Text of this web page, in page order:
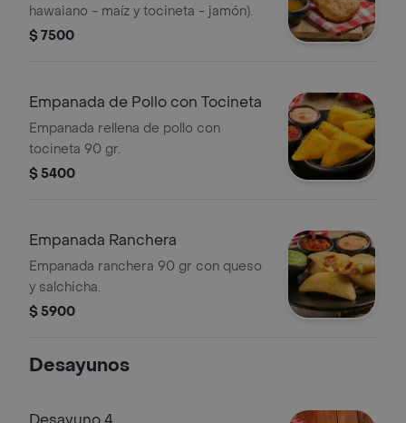
hawaiano - maíz y tocineta - jamón).
$ 7500
Empanada de Pollo con Tocineta
Empanada rellena de pollo con
tocineta 90 gr.
$ 5400
Empanada Ranchera
Empanada ranchera 90 gr con queso
y salchicha.
$ 5900
Desayunos